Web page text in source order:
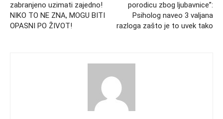
zabranjeno uzimati zajedno!
NIKO TO NE ZNA, MOGU BITI
OPASNI PO ŽIVOT!
porodicu zbog ljubavnice”:
Psiholog naveo 3 valjana
razloga zašto je to uvek tako